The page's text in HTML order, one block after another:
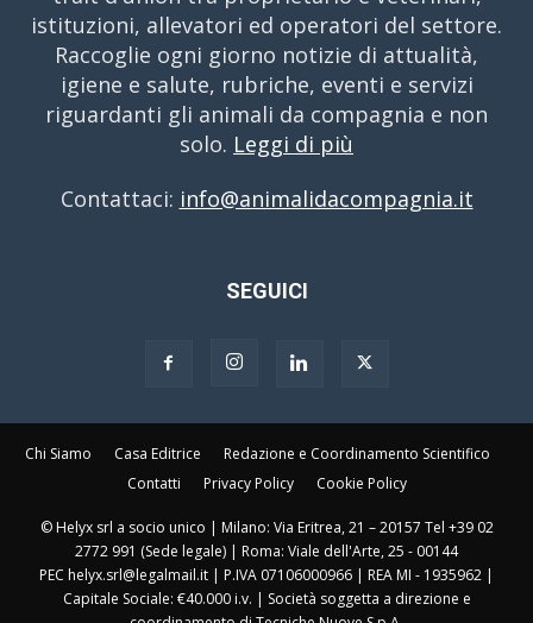
istituzioni, allevatori ed operatori del settore.
Raccoglie ogni giorno notizie di attualità,
igiene e salute, rubriche, eventi e servizi
riguardanti gli animali da compagnia e non
solo. Leggi di più
Contattaci: info@animalidacompagnia.it
SEGUICI
Chi Siamo Casa Editrice
Redazione e Coordinamento Scientifico
Contatti
Privacy Policy Cookie Policy
© Helyx srl a socio unico | Milano: Via Eritrea, 21 – 20157 Tel +39 02
2772 991 (Sede legale) | Roma: Viale dell'Arte, 25 - 00144
PEC helyx.srl@legalmail.it | P.IVA 07106000966 | REA MI - 1935962 |
Capitale Sociale: €40.000 i.v. | Società soggetta a direzione e